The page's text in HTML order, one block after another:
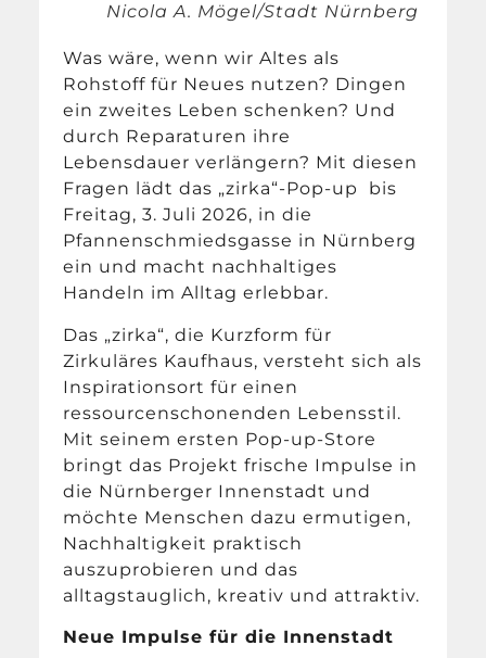
Nicola A. Mögel/Stadt Nürnberg
Was wäre, wenn wir Altes als
Rohstoff für Neues nutzen? Dingen
ein zweites Leben schenken? Und
durch Reparaturen ihre
Lebensdauer verlängern? Mit diesen
Fragen lädt das „zirka“-Pop-up bis
Freitag, 3. Juli 2026, in die
Pfannenschmiedsgasse in Nürnberg
ein und macht nachhaltiges
Handeln im Alltag erlebbar.
Das „zirka“, die Kurzform für
Zirkuläres Kaufhaus, versteht sich als
Inspirationsort für einen
ressourcenschonenden Lebensstil.
Mit seinem ersten Pop-up-Store
bringt das Projekt frische Impulse in
die Nürnberger Innenstadt und
möchte Menschen dazu ermutigen,
Nachhaltigkeit praktisch
auszuprobieren und das
alltagstauglich, kreativ und attraktiv.
Neue Impulse für die Innenstadt